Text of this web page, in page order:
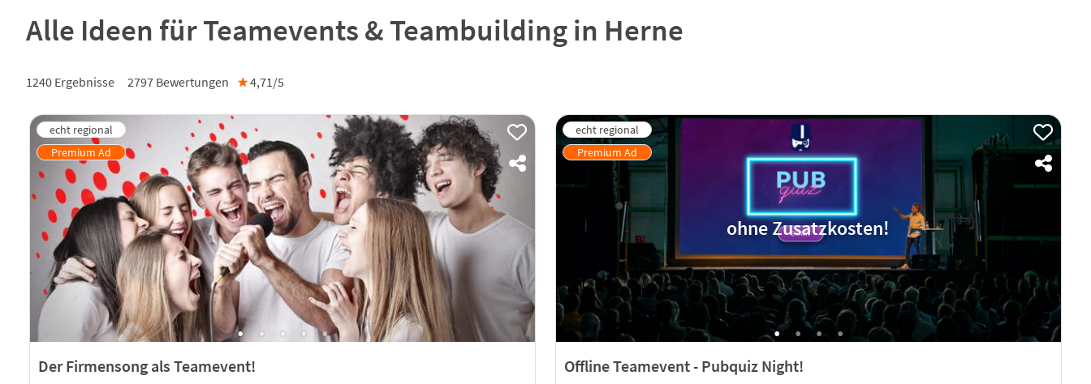
Alle Ideen für Teamevents & Teambuilding in Herne
1240 Ergebnisse 2797 Bewertungen ★4,71/5
Der Firmensong als Teamevent!
ohne Zusatzkosten!
Offline Teamevent - Pubquiz Night!